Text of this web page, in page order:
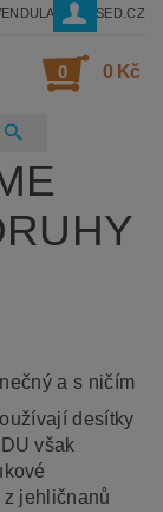
0 0 Kč
a s ničím
desítky
však
jehličnanů